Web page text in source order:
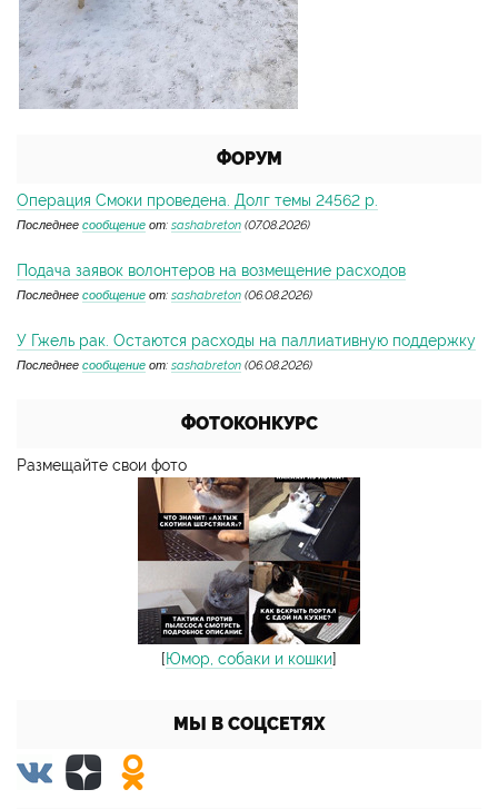
ФОРУМ
Операция Смоки проведена. Долг темы 24562 р.
Последнее сообщение от: sashabreton (07.08.2026)
Подача заявок волонтеров на возмещение расходов
Последнее сообщение от: sashabreton (06.08.2026)
У Гжель рак. Остаются расходы на паллиативную поддержку
Последнее сообщение от: sashabreton (06.08.2026)
ФОТОКОНКУРС
Размещайте свои фото
[Юмор, собаки и кошки]
МЫ В СОЦСЕТЯХ